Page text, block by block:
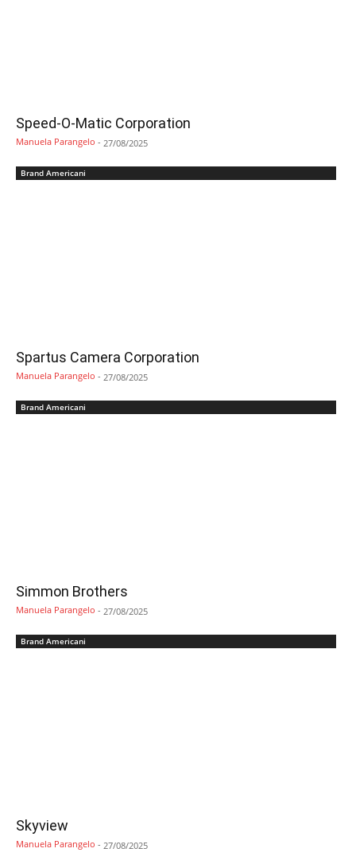
Speed-O-Matic Corporation
Manuela Parangelo - 27/08/2025
Brand Americani
Spartus Camera Corporation
Manuela Parangelo - 27/08/2025
Brand Americani
Simmon Brothers
Manuela Parangelo - 27/08/2025
Brand Americani
Skyview
Manuela Parangelo - 27/08/2025